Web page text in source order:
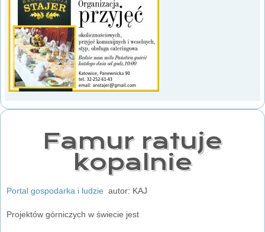
Famur ratuje
kopalnie
Portal gospodarka i ludzie autor: KAJ
Projektów górniczych w świecie jest